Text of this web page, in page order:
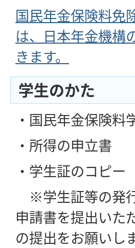
国民年金保険料免
は、日本年金機構
きます。
学生のかた
・国民年金保険料
・所得の申立書
・学生証のコピー
※学生証等の発
申請書を提出いた
の提出をお願いし